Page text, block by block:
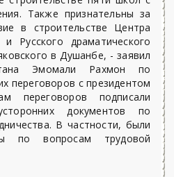
Также признательны за
в строительстве Центра
Русского драматического
в Душанбе, - заявил
Эмомали Рахмон по
переговоров с президентом
переговоров подписали
документов по
В частности, были
по вопросам трудовой